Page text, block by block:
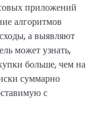
приложений
алгоритмов
а выявляют
может узнать,
больше, чем на
суммарно
с